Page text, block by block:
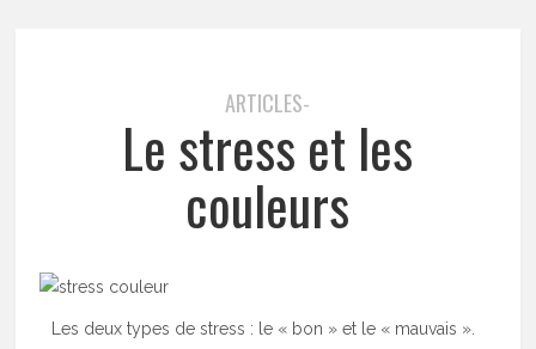
ARTICLES-
Le stress et les
couleurs
Les deux types de stress : le « bon » et le « mauvais ».